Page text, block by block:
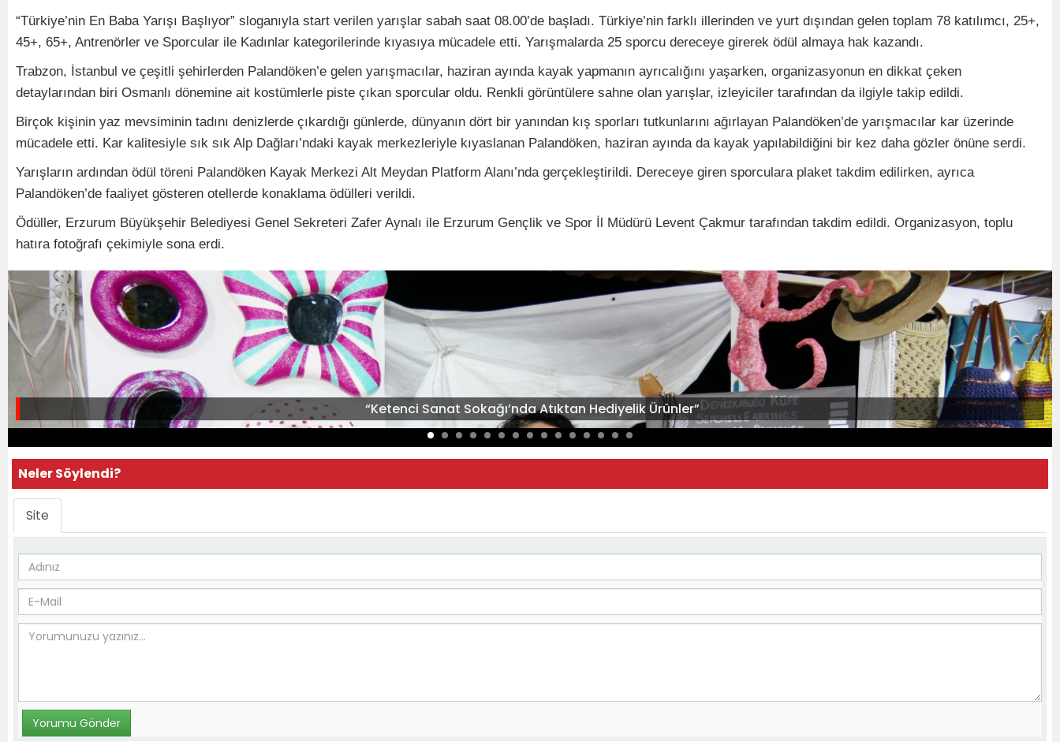
“Türkiye’nin En Baba Yarışı Başlıyor” sloganıyla start verilen yarışlar sabah saat 08.00’de başladı. Türkiye’nin farklı illerinden ve yurt dışından gelen toplam 78 katılımcı, 25+,
45+, 65+, Antrenörler ve Sporcular ile Kadınlar kategorilerinde kıyasıya mücadele etti. Yarışmalarda 25 sporcu dereceye girerek ödül almaya hak kazandı.
Trabzon, İstanbul ve çeşitli şehirlerden Palandöken’e gelen yarışmacılar, haziran ayında kayak yapmanın ayrıcalığını yaşarken, organizasyonun en dikkat çeken
detaylarından biri Osmanlı dönemine ait kostümlerle piste çıkan sporcular oldu. Renkli görüntülere sahne olan yarışlar, izleyiciler tarafından da ilgiyle takip edildi.
Birçok kişinin yaz mevsiminin tadını denizlerde çıkardığı günlerde, dünyanın dört bir yanından kış sporları tutkunlarını ağırlayan Palandöken’de yarışmacılar kar üzerinde
mücadele etti. Kar kalitesiyle sık sık Alp Dağları’ndaki kayak merkezleriyle kıyaslanan Palandöken, haziran ayında da kayak yapılabildiğini bir kez daha gözler önüne serdi.
Yarışların ardından ödül töreni Palandöken Kayak Merkezi Alt Meydan Platform Alanı’nda gerçekleştirildi. Dereceye giren sporculara plaket takdim edilirken, ayrıca
Palandöken’de faaliyet gösteren otellerde konaklama ödülleri verildi.
Ödüller, Erzurum Büyükşehir Belediyesi Genel Sekreteri Zafer Aynalı ile Erzurum Gençlik ve Spor İl Müdürü Levent Çakmur tarafından takdim edildi. Organizasyon, toplu
hatıra fotoğrafı çekimiyle sona erdi.
“Ketenci Sanat Sokağı’nda Atıktan Hediyelik Ürünler”
Neler Söylendi?
Site